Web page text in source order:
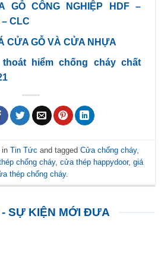
GỖ CÔNG NGHIỆP HDF –
CLC
CỬA GỖ VÀ CỬA NHỰA
hiểm chống cháy chất
in Tin Tức and tagged Cửa chống cháy,
chống cháy, cửa thép happydoor, giá
thép chống cháy.
SỰ KIỆN MỚI ĐƯA